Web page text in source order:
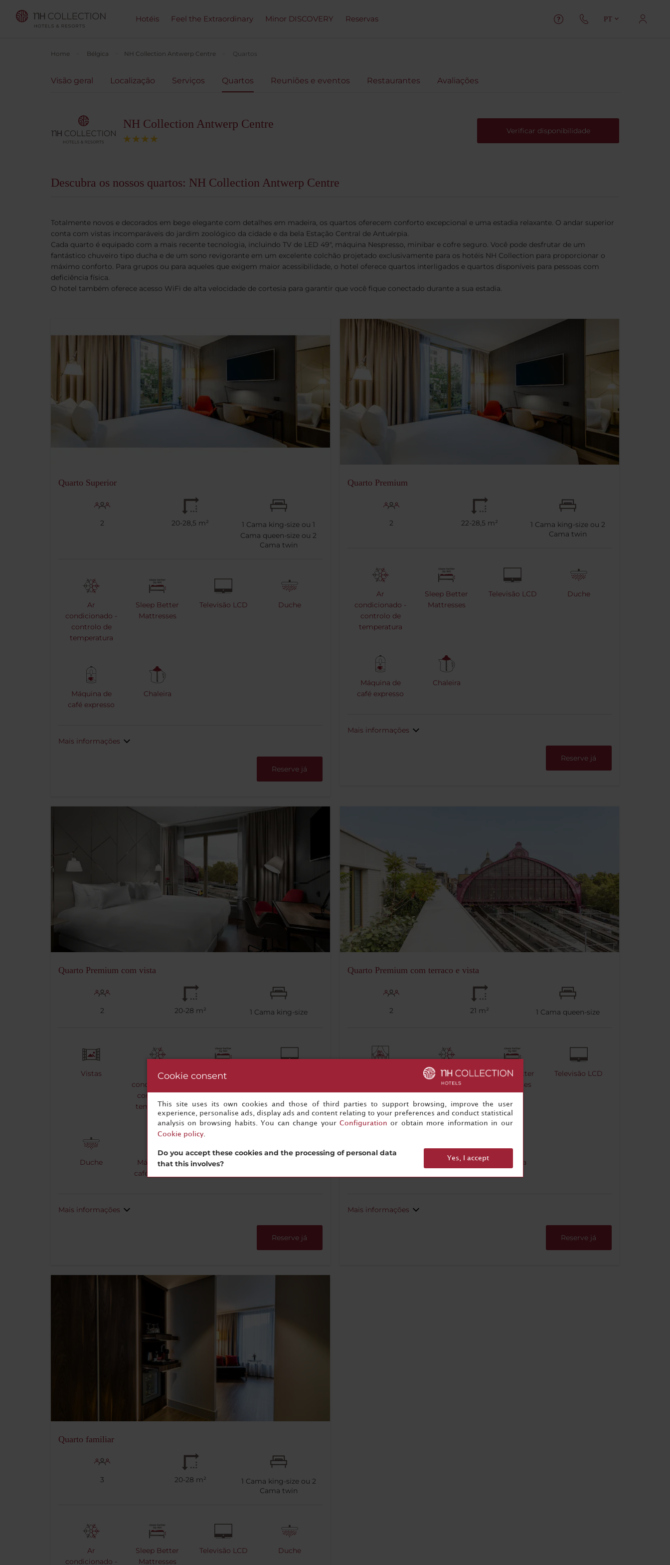
Hotéis Feel the Extraordinary Minor DISCOVERY Reservas PT
Home Bélgica NH Collection Antwerp Centre Quartos
Visão geral Localização Serviços Quartos Reuniões e eventos Restaurantes Avaliações
NH Collection Antwerp Centre
Verificar disponibilidade
Descubra os nossos quartos: NH Collection Antwerp Centre
Totalmente novos e decorados em bege elegante com detalhes em madeira, os quartos oferecem conforto excepcional e uma estadia relaxante. O andar superior
conta com vistas incomparáveis do jardim zoológico da cidade e da bela Estação Central de Antuérpia.
Cada quarto é equipado com a mais recente tecnologia, incluindo TV de LED 49", máquina Nespresso, minibar e cofre seguro. Você pode desfrutar de um
fantástico chuveiro tipo ducha e de um sono revigorante em um excelente colchão projetado exclusivamente para os hotéis NH Collection para proporcionar o
máximo conforto. Para grupos ou para aqueles que exigem maior acessibilidade, o hotel oferece quartos interligados e quartos disponíveis para pessoas com
deficiência física.
O hotel também oferece acesso WiFi de alta velocidade de cortesia para garantir que você fique conectado durante a sua estadia.
Quarto Superior
2 20-28,5 m² 1 Cama king-size ou1
Cama queen-size ou2
Cama twin
Ar
condicionado -
controlo de
temperatura
Sleep Better
Mattresses
Televisão LCD Duche
Máquina de
café expresso
Chaleira
Mais informações
Reserve já
Quarto Premium
2 22-28,5 m² 1 Cama king-size ou 2
Cama twin
Ar
condicionado -
controlo de
temperatura
Sleep Better
Mattresses
Televisão LCD Duche
Máquina de
café expresso
Chaleira
Mais informações
Reserve já
Quarto Premium com vista
2 20-28 m² 1 Cama king-size
Vistas
Ar
condicionado -
controlo de
temperatura
Sleep Better
Duche
Máquina de
café expresso
Chaleira
Mais informações
Reserve já
Quarto Premium com terraco e vista
2 21 m² 1 Cama queen-size
Ar
condicionado -
temperatura
Sleep Better
Mattresses
Televisão LCD
Máquina de
Chaleira
Mais informações
Reserve já
Quarto familiar
3 20-28 m² 1 Cama king-size ou 2
Cama twin
Ar
condicionado -
Sleep Better
Mattresses
Televisão LCD Duche
Cookie consent
This site uses its own cookies and those of third parties to support browsing, improve the user
experience, personalise ads, display ads and content relating to your preferences and conduct statistical
analysis on browsing habits. You can change your Configuration or obtain more information in our
Cookie policy.
Do you accept these cookies and the processing of personal data
that this involves?
Yes, I accept